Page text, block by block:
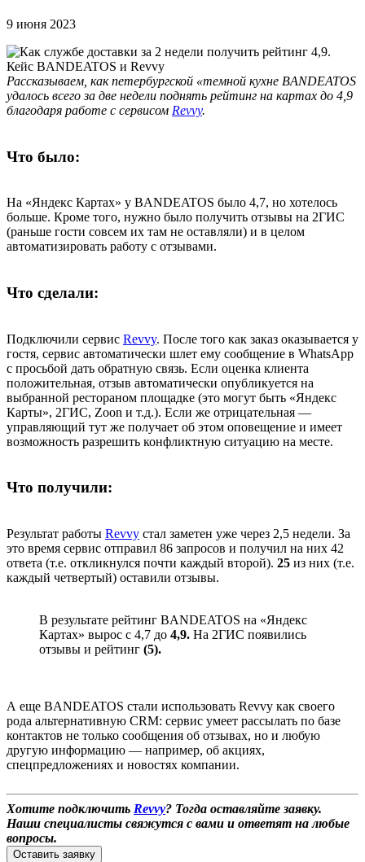
9 июня 2023
Рассказываем, как петербургской «темной кухне BANDEATOS
удалось всего за две недели поднять рейтинг на картах до 4,9
благодаря работе с сервисом Revvy.
Что было:
На «Яндекс Картах» у BANDEATOS было 4,7, но хотелось
больше. Кроме того, нужно было получить отзывы на 2ГИС
(раньше гости совсем их там не оставляли) и в целом
автоматизировать работу с отзывами.
Что сделали:
Подключили сервис Revvy. После того как заказ оказывается у
гостя, сервис автоматически шлет ему сообщение в WhatsApp
с просьбой дать обратную связь. Если оценка клиента
положительная, отзыв автоматически опубликуется на
выбранной рестораном площадке (это могут быть «Яндекс
Карты», 2ГИС, Zoon и т.д.). Если же отрицательная —
управляющий тут же получает об этом оповещение и имеет
возможность разрешить конфликтную ситуацию на месте.
Что получили:
Результат работы Revvу стал заметен уже через 2,5 недели. За
это время сервис отправил 86 запросов и получил на них 42
ответа (т.е. откликнулся почти каждый второй). 25 из них (т.е.
каждый четвертый) оставили отзывы.
В результате рейтинг BANDEATOS на «Яндекс
Картах» вырос с 4,7 до 4,9. На 2ГИС появились
отзывы и рейтинг (5).
А еще BANDEATOS стали использовать Revvy как своего
рода альтернативную CRM: сервис умеет рассылать по базе
контактов не только сообщения об отзывах, но и любую
другую информацию — например, об акциях,
спецпредложениях и новостях компании.
Хотите подключить Revvy? Тогда оставляйте заявку.
Наши специалисты свяжутся с вами и ответят на любые
вопросы.
Оставить заявку